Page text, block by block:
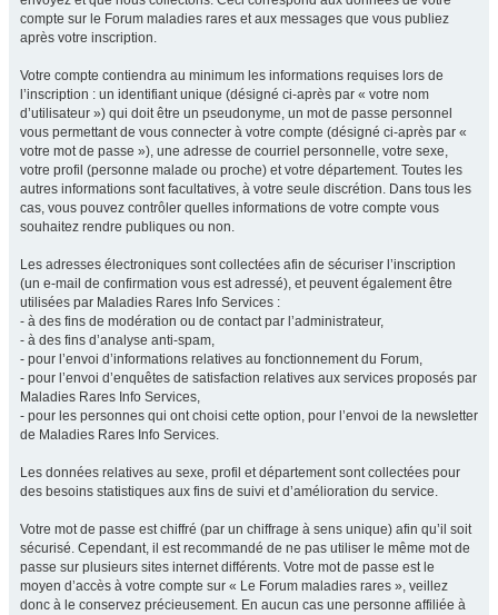
compte sur le Forum maladies rares et aux messages que vous publiez
après votre inscription.
Votre compte contiendra au minimum les informations requises lors de
l’inscription : un identifiant unique (désigné ci-après par « votre nom
d’utilisateur ») qui doit être un pseudonyme, un mot de passe personnel
vous permettant de vous connecter à votre compte (désigné ci-après par «
votre mot de passe »), une adresse de courriel personnelle, votre sexe,
votre profil (personne malade ou proche) et votre département. Toutes les
autres informations sont facultatives, à votre seule discrétion. Dans tous les
cas, vous pouvez contrôler quelles informations de votre compte vous
souhaitez rendre publiques ou non.
Les adresses électroniques sont collectées afin de sécuriser l’inscription
(un e-mail de confirmation vous est adressé), et peuvent également être
utilisées par Maladies Rares Info Services :
- à des fins de modération ou de contact par l’administrateur,
- à des fins d’analyse anti-spam,
- pour l’envoi d’informations relatives au fonctionnement du Forum,
- pour l’envoi d’enquêtes de satisfaction relatives aux services proposés par
Maladies Rares Info Services,
- pour les personnes qui ont choisi cette option, pour l’envoi de la newsletter
de Maladies Rares Info Services.
Les données relatives au sexe, profil et département sont collectées pour
des besoins statistiques aux fins de suivi et d’amélioration du service.
Votre mot de passe est chiffré (par un chiffrage à sens unique) afin qu’il soit
sécurisé. Cependant, il est recommandé de ne pas utiliser le même mot de
passe sur plusieurs sites internet différents. Votre mot de passe est le
moyen d’accès à votre compte sur « Le Forum maladies rares », veillez
donc à le conservez précieusement. En aucun cas une personne affiliée à